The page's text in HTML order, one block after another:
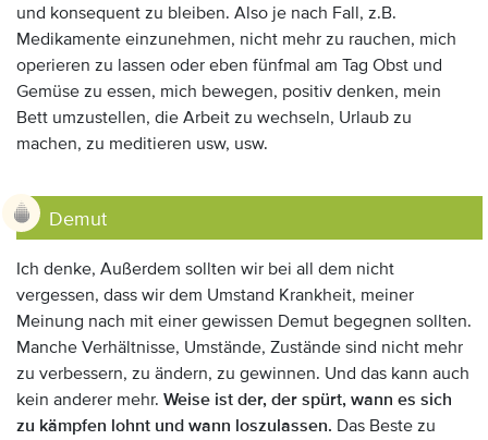
und konsequent zu bleiben. Also je nach Fall, z.B.
Medikamente einzunehmen, nicht mehr zu rauchen, mich
operieren zu lassen oder eben fünfmal am Tag Obst und
Gemüse zu essen, mich bewegen, positiv denken, mein
Bett umzustellen, die Arbeit zu wechseln, Urlaub zu
machen, zu meditieren usw, usw.
Demut
Ich denke, Außerdem sollten wir bei all dem nicht
vergessen, dass wir dem Umstand Krankheit, meiner
Meinung nach mit einer gewissen Demut begegnen sollten.
Manche Verhältnisse, Umstände, Zustände sind nicht mehr
zu verbessern, zu ändern, zu gewinnen. Und das kann auch
kein anderer mehr. Weise ist der, der spürt, wann es sich
zu kämpfen lohnt und wann loszulassen. Das Beste zu